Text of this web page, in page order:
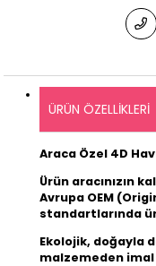
ÜRÜN ÖZELLIKLERI
Araca Özel 4D
Ürün aracınızın
Avrupa OEM
standartlarında
Ekolojik, doğayla
malzemeden